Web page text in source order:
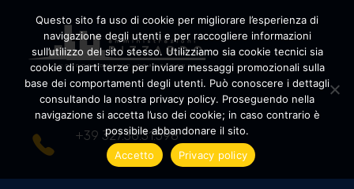
Amministrazioni Rizzardo
+39 327.36.31.598
Questo sito fa uso di cookie per migliorare l’esperienza di
navigazione degli utenti e per raccogliere informazioni
sull’utilizzo del sito stesso. Utilizziamo sia cookie tecnici sia
cookie di parti terze per inviare messaggi promozionali sulla
base dei comportamenti degli utenti. Può conoscere i dettagli
consultando la nostra privacy policy. Proseguendo nella
navigazione si accetta l’uso dei cookie; in caso contrario è
possibile abbandonare il sito.
Accetto
Privacy policy